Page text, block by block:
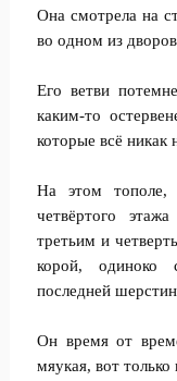
Она смотрела на
во одном из
Его ветви
каким-то
которые всё никак
На этом тополе,
четвёртого
третьим и
корой, одиноко
последней
Он время от
мяукая, вот только